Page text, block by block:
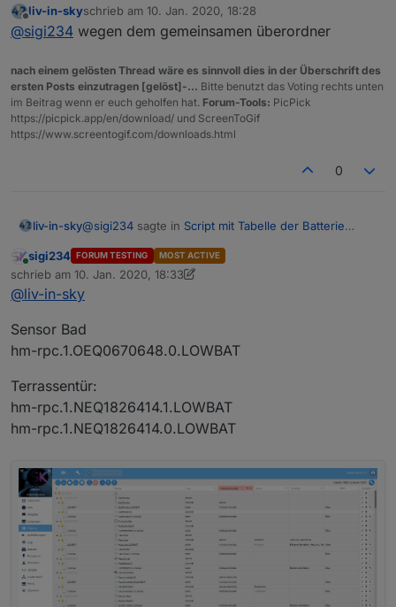
hue, hue-ext
zwave
zigbee
sonoff zb bridge
shelly
bosch
ham (homebridge)
Cool wäre auch ein Script mit Tabelle der Strom
Zustände? Steckdosen, Lampen uzw.
Offline
liv-in-skyschrieb am 10. Jan. 2020, 18:28
zuletzt editiert von
@sigi234 wegen dem gemeinsamen überordner
nach einem gelösten Thread wäre es sinnvoll dies in der Überschrift des
ersten Posts einzutragen [gelöst]-... Bitte benutzt das Voting rechts unten
im Beitrag wenn er euch geholfen hat. Forum-Tools: PicPick
https://picpick.app/en/download/ und ScreenToGif
https://www.screentogif.com/downloads.html
0
liv-in-sky@sigi234 sagte in Script mit Tabelle der Batterie
@liv-in-skysagte in
müßten wir etwas umschreiben
Es gibt auch ein Skript für Low Bat, aber wie das
funktioniert weis ich nicht, Ich suche es mal
hm-rpc.1.OEQ0926852.1.LOWBAT
Als Werte gibt es true or false
zur sicherheit - zeig mit noch ein oder 2 andere
dieser punkte
Online
sigi234 FORUM TESTING MOST ACTIVE
schrieb am 10. Jan. 2020, 18:33
zuletzt editiert von sigi2341. Okt. 2020, 19:34
@liv-in-sky
Sensor Bad
hm-rpc.1.OEQ0670648.0.LOWBAT
Terrassentür:
hm-rpc.1.NEQ1826414.1.LOWBAT
hm-rpc.1.NEQ1826414.0.LOWBAT